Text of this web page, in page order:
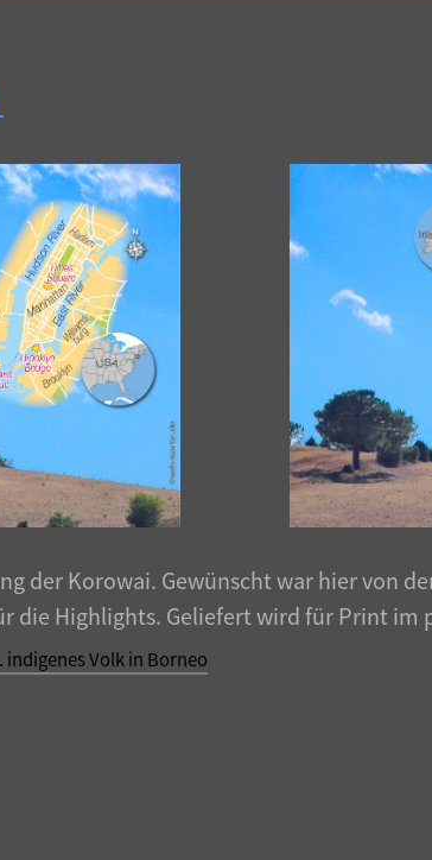
der Korowai. Gewünscht war hier von
Highlights. Geliefert wird für Print im
indigenes Volk in Borneo